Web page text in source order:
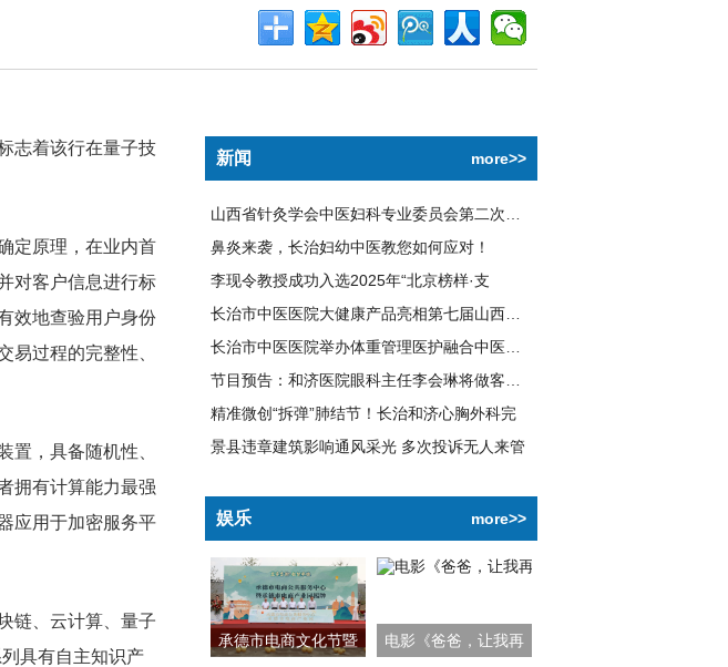
志着该行在量子技
定原理，在业内首
对客户信息进行标
效地查验用户身份
易过程的完整性、
置，具备随机性、
拥有计算能力最强
应用于加密服务平
链、云计算、量子
具有自主知识产
more>>
新闻
鼻炎来袭，长治妇幼中医教您如何应对！
李现令教授成功入选2025年“北京榜样·支
精准微创“拆弹”肺结节！长治和济心胸外科完
景县违章建筑影响通风采光 多次投诉无人来管
more>>
娱乐
承德市电商文化节暨 电影《爸爸，让我再